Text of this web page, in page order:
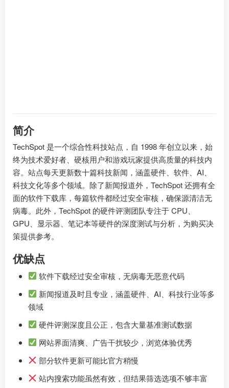
简介
TechSpot 是一个综合性科技站点，自 1998 年创立以来，始
终为技术爱好者、硬核用户和游戏玩家提供高质量的科技内
容。站点每天更新数十篇科技新闻，涵盖硬件、软件、AI、
科技文化等多个领域。除了新闻报道外，TechSpot 还拥有全
面的软件下载库，每篇软件都经过安全审核，确保源清洁无
病毒。此外，TechSpot 的硬件评测团队专注于 CPU、
GPU、显示器、笔记本等硬件的深度测试与分析，为购买决
策提供参考。
优缺点
软件下载经过安全审核，无病毒无恶意代码
新闻报道及时且专业，涵盖硬件、AI、科技行业等多
领域
硬件评测深度且公正，包含大量基准测试数据
网站界面清爽、广告干扰较少，浏览体验优秀
部分软件更新可能比官方稍慢
站内搜索功能虽然有效，但结果筛选选项不够丰富